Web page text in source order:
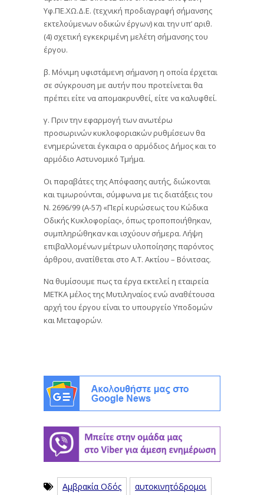
Υφ.ΠΕ.ΧΩ.Δ.Ε. (τεχνική προδιαγραφή σήμανσης
εκτελούμενων οδικών έργων) και την υπ’ αριθ.
(4) σχετική εγκεκριμένη μελέτη σήμανσης του
έργου.
β. Μόνιμη υφιστάμενη σήμανση η οποία έρχεται
σε σύγκρουση με αυτήν που προτείνεται θα
πρέπει είτε να απομακρυνθεί, είτε να καλυφθεί.
γ. Πριν την εφαρμογή των ανωτέρω
προσωρινών κυκλοφοριακών ρυθμίσεων θα
ενημερώνεται έγκαιρα ο αρμόδιος Δήμος και το
αρμόδιο Αστυνομικό Τμήμα.
Οι παραβάτες της Απόφασης αυτής, διώκονται
και τιμωρούνται, σύμφωνα με τις διατάξεις του
Ν. 2696/99 (Α-57) «Περί κυρώσεως του Κώδικα
Οδικής Κυκλοφορίας», όπως τροποποιήθηκαν,
συμπληρώθηκαν και ισχύουν σήμερα. Λήψη
επιβαλλομένων μέτρων υλοποίησης παρόντος
άρθρου, ανατίθεται στο Α.Τ. Ακτίου – Βόνιτσας.
Να θυμίσουμε πως τα έργα εκτελεί η εταιρεία
ΜΕΤΚΑ μέλος της Μυτιληναίος ενώ αναθέτουσα
αρχή του έργου είναι το υπουργείο Υποδομών
και Μεταφορών.
Αμβρακία Οδός
αυτοκινητόδρομοι